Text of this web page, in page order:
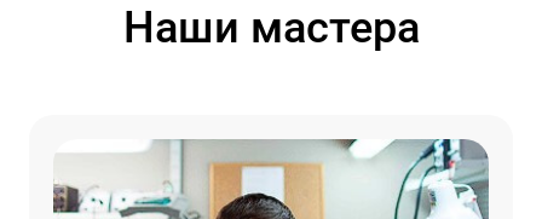
Наши мастера